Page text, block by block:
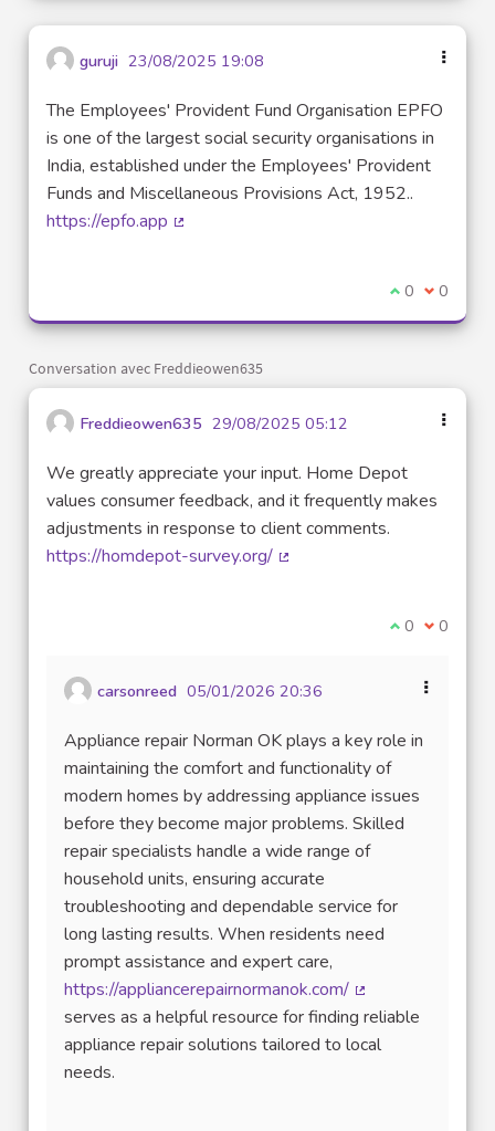
guruji 23/08/2025 19:08
The Employees' Provident Fund Organisation EPFO
is one of the largest social security organisations in
India, established under the Employees' Provident
Funds and Miscellaneous Provisions Act, 1952..
https://epfo.app
Je suis
0 Je ne
0
Conversation avec Freddieowen635
Freddieowen635 29/08/2025 05:12
We greatly appreciate your input. Home Depot
values consumer feedback, and it frequently makes
adjustments in response to client comments.
https://homdepot-survey.org/
Je suis
0 Je ne
0
carsonreed 05/01/2026 20:36
Appliance repair Norman OK plays a key role in
maintaining the comfort and functionality of
modern homes by addressing appliance issues
before they become major problems. Skilled
repair specialists handle a wide range of
household units, ensuring accurate
troubleshooting and dependable service for
long lasting results. When residents need
prompt assistance and expert care,
https://appliancerepairnormanok.com/
(Lien externe)
serves as a helpful resource for finding reliable
appliance repair solutions tailored to local
needs.